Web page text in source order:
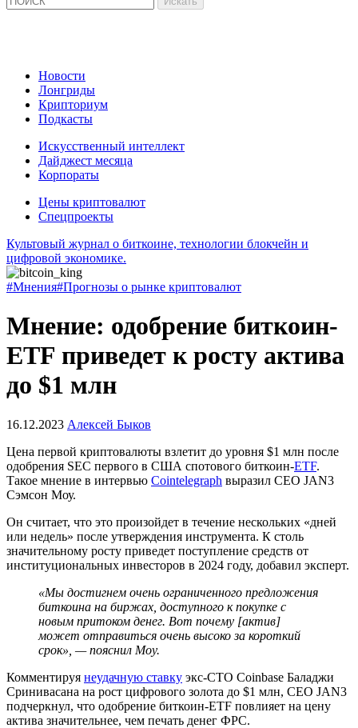
Новости
Лонгриды
Крипториум
Подкасты
Искусственный интеллект
Дайджест месяца
Корпораты
Цены криптовалют
Спецпроекты
Культовый журнал о биткоине, технологии блокчейн и
цифровой экономике.
#Мнения#Прогнозы о рынке криптовалют
Мнение: одобрение биткоин-
ETF приведет к росту актива
до $1 млн
16.12.2023 Алексей Быков
Цена первой криптовалюты взлетит до уровня $1 млн после
одобрения SEC первого в США спотового биткоин-ETF.
Такое мнение в интервью Cointelegraph выразил CEO JAN3
Сэмсон Моу.
Он считает, что это произойдет в течение нескольких «дней
или недель» после утверждения инструмента. К столь
значительному росту приведет поступление средств от
институциональных инвесторов в 2024 году, добавил эксперт.
«Мы достигнем очень ограниченного предложения
биткоина на биржах, доступного к покупке с
новым притоком денег. Вот почему [актив]
может отправиться очень высоко за короткий
срок», — пояснил Моу.
Комментируя неудачную ставку экс-CTO Coinbase Баладжи
Сринивасана на рост цифрового золота до $1 млн, CEO JAN3
подчеркнул, что одобрение биткоин-ETF повлияет на цену
актива значительнее, чем печать денег ФРС.